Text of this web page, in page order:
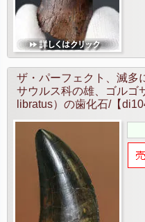
ザ・パーフェクト、滅多
サウルス科の雄、ゴルゴ
libratus）の歯化石/【